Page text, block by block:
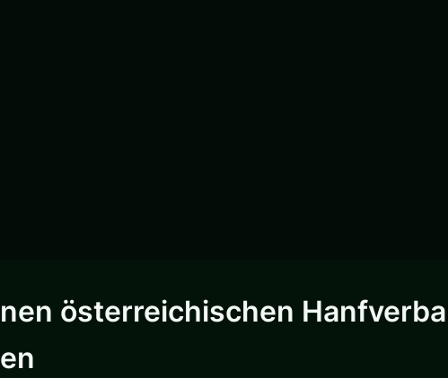
österreichischen